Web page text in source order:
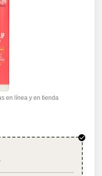
en línea y en tienda